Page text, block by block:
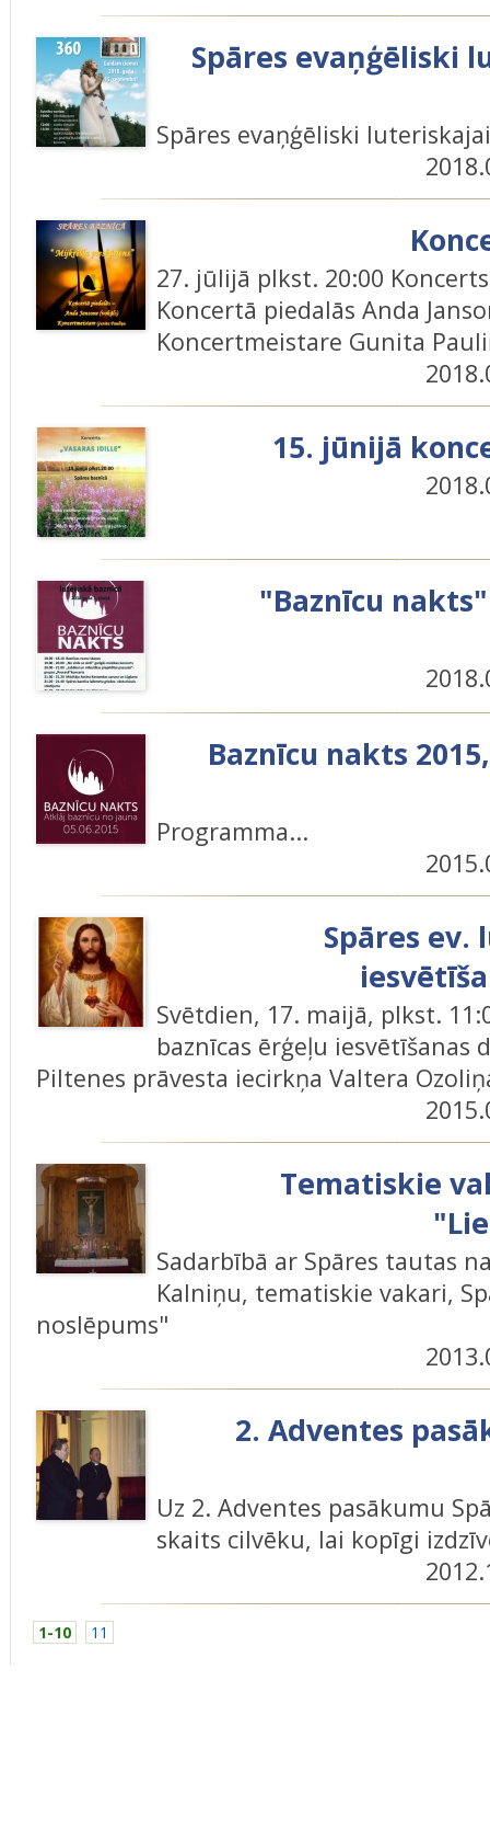
Spāres evaņģēliski
Spāres evaņģēliski
27. jūlijā plkst. 20:00
Koncertā piedalās Anda
Koncertmeistare Gunita
15. jūnijā
"Baznīcu
Baznīcu nakts
Programma...
Spāres ev.
Svētdien, 17. maijā, plkst.
baznīcas ērģeļu iesvētīšanas
Piltenes prāvesta iecirkņa Valtera
Tematiskie
Sadarbībā ar Spāres tautas
Kalniņu, tematiskie vakari,
noslēpums"
2. Adventes
Uz 2. Adventes pasākumu
skaits cilvēku, lai kopīgi
1-10 11